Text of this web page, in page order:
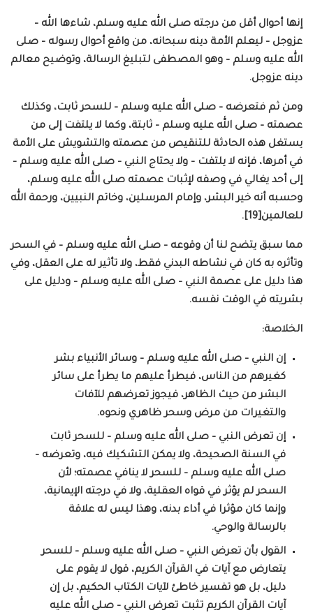
إنها أحوال أقل من درجته صلى الله عليه وسلم، شاءها الله –
عزوجل – ليعلم الأمة دينه سبحانه، من واقع أحوال رسوله – صلى
الله عليه وسلم – وهو المصطفى لتبليغ الرسالة، وتوضيح معالم
دينه عزوجل.
ومن ثم فتعرضه – صلى الله عليه وسلم – للسحر ثابت، وكذلك
عصمته – صلى الله عليه وسلم – ثابتة، وكما لا يلتفت إلى من
يستغل هذه الحادثة للتنقيص من عصمته والتشويش على الأمة
في أمرها، فإنه لا يلتفت – ولا يحتاج النبي – صلى الله عليه وسلم –
إلى أحد يغالي في وصفه لإثبات عصمته صلى الله عليه وسلم،
وحسبه أنه خير البشر، وإمام المرسلين، وخاتم النبيين، ورحمة الله
للعالمين[19].
مما سبق يتضح لنا أن وقوعه – صلى الله عليه وسلم – في السحر
وتأثره به كان في نشاطه البدني فقط، ولا تأثير له على العقل، وفي
هذا دليل على عصمة النبي – صلى الله عليه وسلم – ودليل على
بشريته في الوقت نفسه.
الخلاصة:
إن النبي – صلى الله عليه وسلم – وسائر الأنبياء بشر
كغيرهم من الناس، فيطرأ عليهم ما يطرأ على سائر
البشر من حيث الظاهر، فيجوز تعرضهم للآفات
والتغيرات من مرض وسحر ظاهري ونحوه.
إن تعرض النبي – صلى الله عليه وسلم – للسحر ثابت
في السنة الصحيحة، ولا يمكن التشكيك فيه، وتعرضه –
صلى الله عليه وسلم – للسحر لا ينافي عصمته؛ لأن
السحر لم يؤثر في قواه العقلية، ولا في درجته الإيمانية،
وإنما كان مؤثرا في أداء بدنه، وهذا ليس له علاقة
بالرسالة والوحي.
القول بأن تعرض النبي – صلى الله عليه وسلم – للسحر
يتعارض مع آيات في القرآن الكريم، قول لا يقوم على
دليل، بل هو تفسير خاطئ لآيات الكتاب الحكيم، بل إن
آيات القرآن الكريم تثبت تعرض النبي – صلى الله عليه